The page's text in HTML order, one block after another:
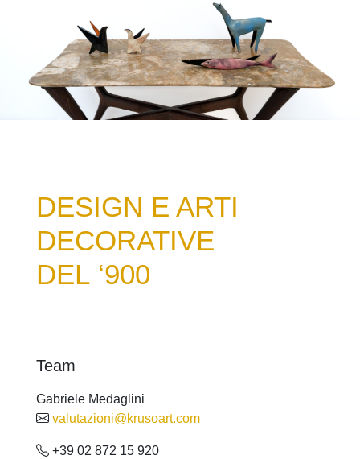
DESIGN E ARTI
DECORATIVE
DEL ‘900
Team
Gabriele Medaglini
valutazioni@krusoart.com
+39 02 872 15 920